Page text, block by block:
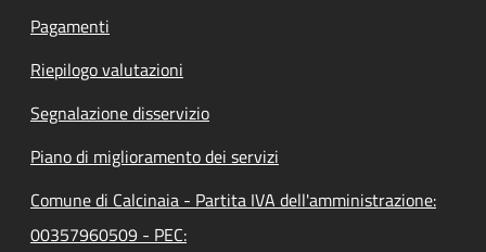
Pagamenti
Riepilogo valutazioni
Segnalazione disservizio
Piano di miglioramento dei servizi
Comune di Calcinaia - Partita IVA dell'amministrazione:
00357960509 - PEC: